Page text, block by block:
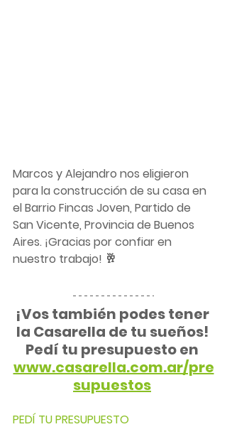
Marcos y Alejandro nos eligieron
para la construcción de su casa en
el Barrio Fincas Joven, Partido de
San Vicente, Provincia de Buenos
Aires. ¡Gracias por confiar en
nuestro trabajo! 🥂
¡Vos también podes tener
la Casarella de tu sueños!
Pedí tu presupuesto en
www.casarella.com.ar/pre
supuestos
PEDÍ TU PRESUPUESTO